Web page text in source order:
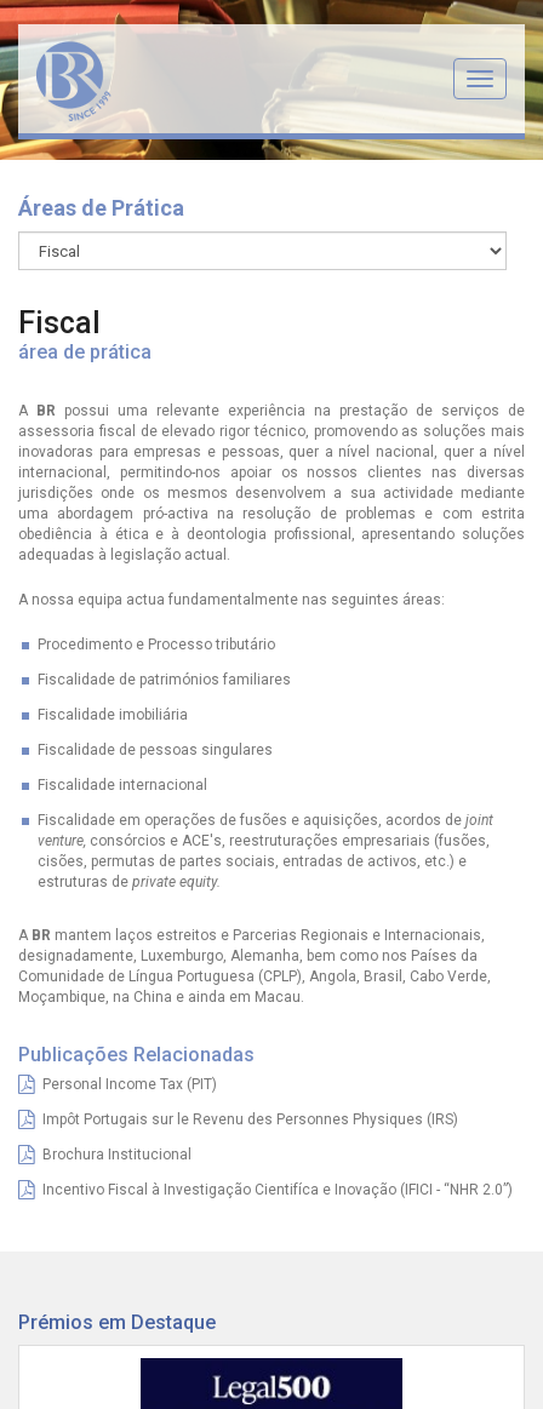
Menu
Áreas de Prática
Fiscal
área de prática
A BR possui uma relevante experiência na prestação de serviços de
assessoria fiscal de elevado rigor técnico, promovendo as soluções mais
inovadoras para empresas e pessoas, quer a nível nacional, quer a nível
internacional, permitindo-nos apoiar os nossos clientes nas diversas
jurisdições onde os mesmos desenvolvem a sua actividade mediante
uma abordagem pró-activa na resolução de problemas e com estrita
obediência à ética e à deontologia profissional, apresentando soluções
adequadas à legislação actual.
A nossa equipa actua fundamentalmente nas seguintes áreas:
Procedimento e Processo tributário
Fiscalidade de patrimónios familiares
Fiscalidade imobiliária
Fiscalidade de pessoas singulares
Fiscalidade internacional
Fiscalidade em operações de fusões e aquisições, acordos de joint
venture, consórcios e ACE's, reestruturações empresariais (fusões,
cisões, permutas de partes sociais, entradas de activos, etc.) e
estruturas de private equity.
A BR mantem laços estreitos e Parcerias Regionais e Internacionais,
designadamente, Luxemburgo, Alemanha, bem como nos Países da
Comunidade de Língua Portuguesa (CPLP), Angola, Brasil, Cabo Verde,
Moçambique, na China e ainda em Macau.
Publicações Relacionadas
Personal Income Tax (PIT)
Impôt Portugais sur le Revenu des Personnes Physiques (IRS)
Brochura Institucional
Incentivo Fiscal à Investigação Cientifíca e Inovação (IFICI - “NHR 2.0”)
Prémios em Destaque